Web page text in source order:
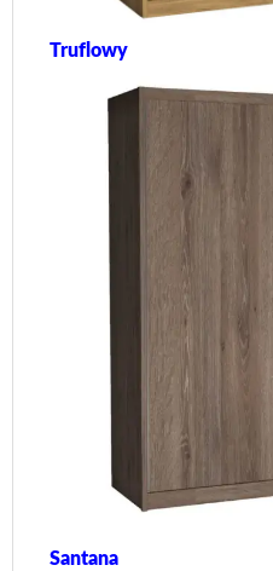
Truflowy
Santana